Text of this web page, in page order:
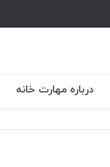
درباره مهارت خانه